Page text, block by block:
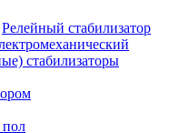
Релейный стабилизатор
стабилизаторы